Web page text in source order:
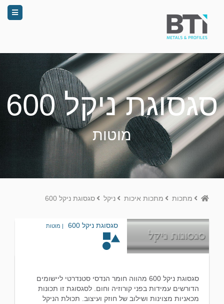
סגסוגת ניקל 600
מוטות
Homeמתכות מתכות איכות ניקל סגסוגת ניקל 600
סגסוגת ניקל 600 | מוטות
סגסוגת ניקל 600 מהווה חומר הנדסי סטנדרטי ליישומים
הדורשים עמידות בפני קורוזיה וחום. לסגסוגת זו תכונות
מכאניות מצוינות ושילוב של חוזק ועיצוב. תכולת הניקל